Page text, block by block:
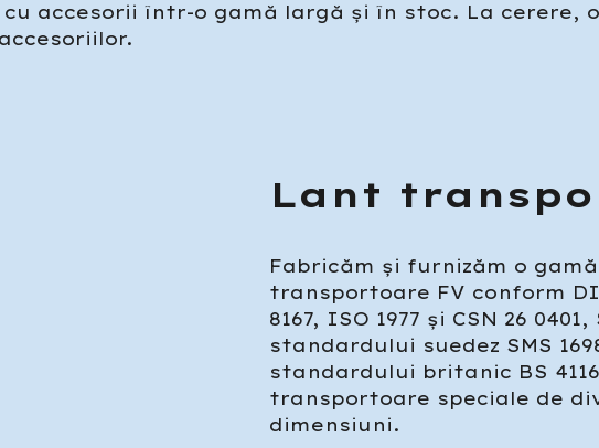
accesorii într-o gamă largă și în stoc. La cerere,
Lant
Fabricăm și furnizăm o
transportoare FV conform
8167, ISO 1977 și CSN 26
standardului suedez SMS
standardului britanic BS
transportoare speciale de
dimensiuni.